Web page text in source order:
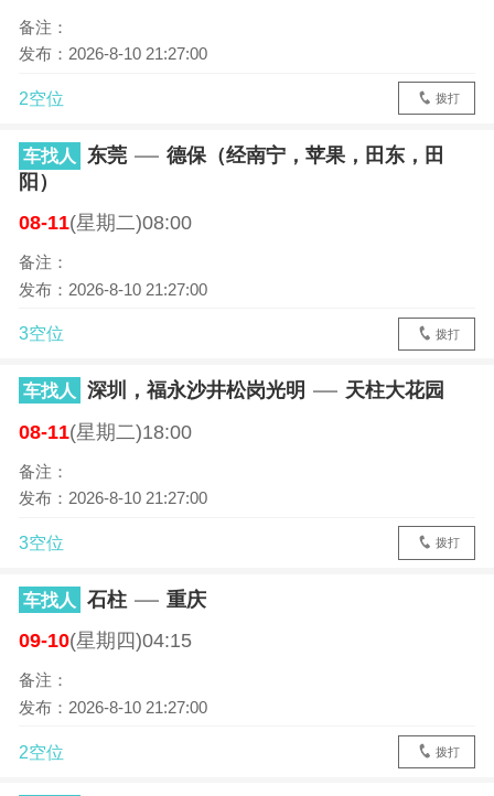
备注：
发布：2026-8-10 21:27:00
2空位 拨打
车找人 东莞
德保（经南宁，苹果，田东，田
阳）
08-11(星期二)08:00
备注：
发布：2026-8-10 21:27:00
3空位 拨打
车找人 深圳，福永沙井松岗光明
天柱大花园
08-11(星期二)18:00
备注：
发布：2026-8-10 21:27:00
3空位 拨打
车找人 石柱
重庆
09-10(星期四)04:15
备注：
发布：2026-8-10 21:27:00
2空位 拨打